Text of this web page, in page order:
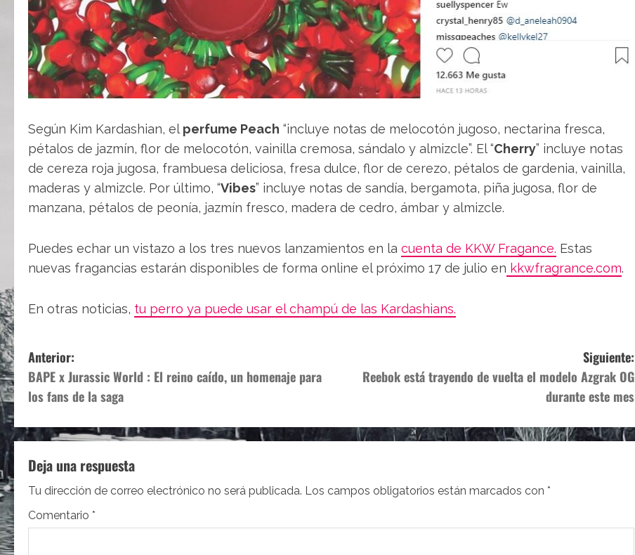
Según Kim Kardashian, elperfume Peach “incluye notas de melocotón jugoso, nectarina fresca,
pétalos de jazmín, flor de melocotón, vainilla cremosa, sándalo y almizcle”. El “Cherry” incluye notas
de cereza roja jugosa, frambuesa deliciosa, fresa dulce, flor de cerezo, pétalos de gardenia, vainilla,
maderas y almizcle. Por último, “Vibes” incluye notas de sandía, bergamota, piña jugosa, flor de
manzana, pétalos de peonía, jazmín fresco, madera de cedro, ámbar y almizcle.
Puedes echar un vistazo a los tres nuevos lanzamientos en la cuenta de KKW Fragance. Estas
nuevas fragancias estarán disponibles de forma online el próximo 17 de julio en kkwfragrance.com.
En otras noticias, tu perro ya puede usar el champú de las Kardashians.
N
a
v
e
g
a
c
Anterior:
BAPE x Jurassic World : El reino caído, un homenaje para
los fans de la saga
Siguiente:
Reebok está trayendo de vuelta el modelo Azgrak OG
durante este mes
Deja una respuesta
Tu dirección de correo electrónico no será publicada. Los campos obligatorios están marcados con *
Comentario *